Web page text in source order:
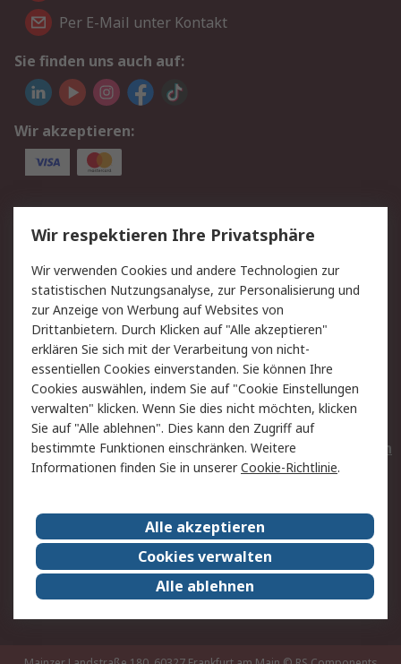
Per E-Mail unter Kontakt
Sie finden uns auch auf:
Wir akzeptieren:
Service
Value Added Services
Lieferlösungen
Rücksendungen
Kontakt
Hilfe
Privatkunden
Rechtliches
AGB
Datenschutz
Cookie-Richtlinie
Zahlungsbedingungen
Copyright/Impressum
Entsorgung
Elektrogeräte/Batterien
RS weltweit
Karriere bei RS
Nachhaltigkeit
Qualität/Umwelt/ZertifikatePresse-Center
Event-Center
Wir respektieren Ihre Privatsphäre
Wir verwenden Cookies und andere Technologien zur
statistischen Nutzungsanalyse, zur Personalisierung und
zur Anzeige von Werbung auf Websites von
Drittanbietern. Durch Klicken auf "Alle akzeptieren"
erklären Sie sich mit der Verarbeitung von nicht-
essentiellen Cookies einverstanden. Sie können Ihre
Cookies auswählen, indem Sie auf "Cookie Einstellungen
verwalten" klicken. Wenn Sie dies nicht möchten, klicken
Sie auf "Alle ablehnen". Dies kann den Zugriff auf
bestimmte Funktionen einschränken. Weitere
Informationen finden Sie in unsererCookie-Richtlinie.
Alle akzeptieren
Cookies verwalten
Alle ablehnen